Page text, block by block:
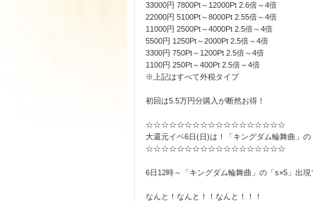
33000円 7800Pt～12000Pt 2.6倍～4倍
22000円 5100Pt～8000Pt 2.55倍～4倍
11000円 2500Pt～4000Pt 2.5倍～4倍
5500円 1250Pt～2000Pt 2.5倍～4倍
3300円 750Pt～1200Pt 2.5倍～4倍
1100円 250Pt～400Pt 2.5倍～4倍
※上記はすべて外税タイプ
初回は5.5万円分購入が断然お得！
☆☆☆☆☆☆☆☆☆☆☆☆☆☆☆☆☆☆
大還元イベ6日(日)は！「キングダム輪舞曲」の
☆☆☆☆☆☆☆☆☆☆☆☆☆☆☆☆☆☆
6日12時～「キングダム輪舞曲」の「s×5」出現
なんと！なんと！！なんと！！！